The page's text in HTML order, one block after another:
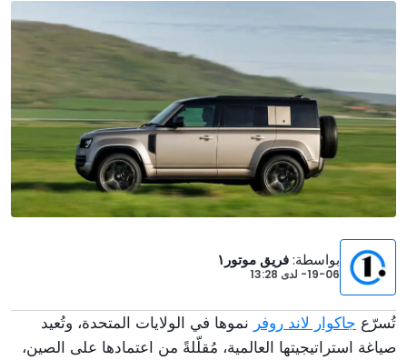
بواسطة:فريق موتور١
19-06- لدى
تُسرّع جاكوار لاند روفر نموها في الولايات المتحدة، وتُعيد
صياغة استراتيجيتها العالمية، مُقلّلةً من اعتمادها على الصين،